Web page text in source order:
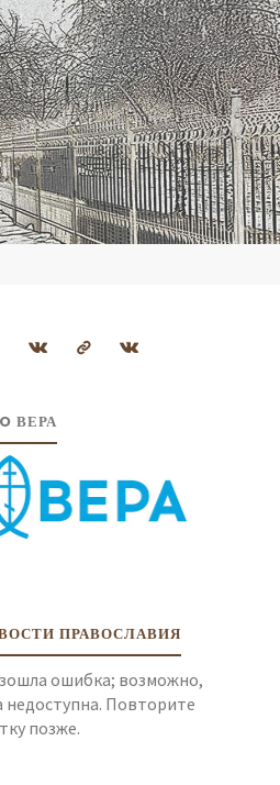
ВЕРА
ПРАВОСЛАВИЯ
ошибка; возможно,
недоступна. Повторите
позже.